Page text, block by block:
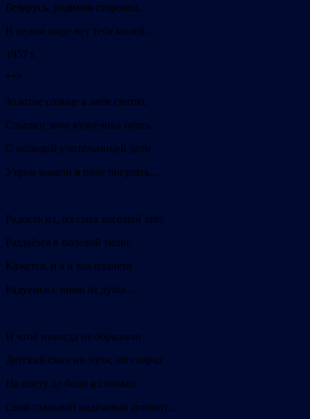
Беларусь, родимая сторонка,
В целом мире нет тебя милей…
1957 г.
***
Золотое солнце в небе светит,
Слышен звон кузнечика опять,
С молодой учительницей дети
Утром вышли в поле погулять…
Радость их, их смех весёлый этот
Раздаётся в полевой тиши,
Кажется, и я и вся планета
Радуемся с ними от души…
И чтоб никогда не обрывали
Детский смех ни пуля, ни снаряд
На посту до боли я сжимаю
Свой стальной надёжный автомат…